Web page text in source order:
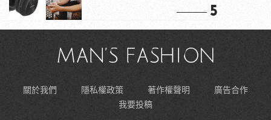
5
關於我們 隱私權政策 著作權聲明
廣告合作
我要投稿